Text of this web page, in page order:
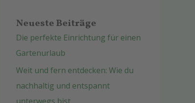
Neueste Beiträge
Die perfekte Einrichtung für einen
Gartenurlaub
Weit und fern entdecken: Wie du
nachhaltig und entspannt